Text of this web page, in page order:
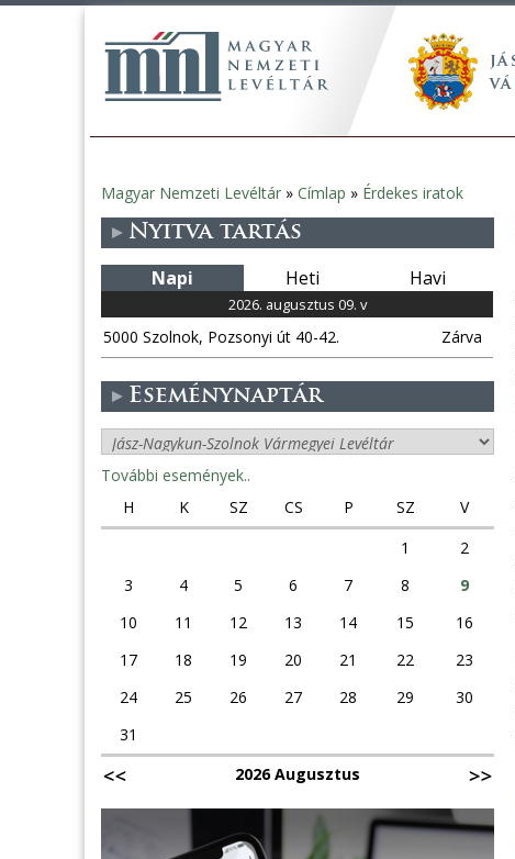
Jelenlegi
hely
Magyar Nemzeti Levéltár » Címlap » Érdekes iratok
Nyitva tartás
Napi Heti Havi
2026. augusztus 09. v
5000 Szolnok, Pozsonyi út 40-42. Zárva
Eseménynaptár
További események..
H
K SZ CS P SZ
V
1
2
3
4 5 6 7 8
9
10
11 12 13 14 15
16
17
18 19 20 21 22
23
24
25 26 27 28 29
30
31
2026 Augusztus